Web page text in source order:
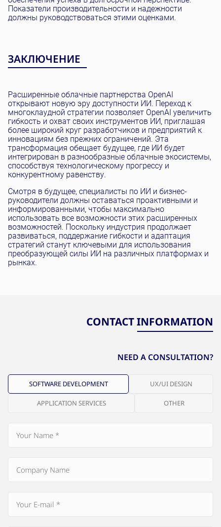
Показатели производительности и надежности
должны руководствоваться этими оценками.
ЗАКЛЮЧЕНИЕ
Расширенные облачные партнерства OpenAI
открывают новую эру доступности ИИ. Переход к
многоклаудной стратегии позволяет OpenAI увеличить
гибкость и охват своих инструментов ИИ, приглашая
более широкий круг разработчиков и предприятий к
инновациям без прежних ограничений. Эта
трансформация обещает будущее, где ИИ будет
интегрирован в разнообразные облачные экосистемы,
способствуя технологическому прогрессу и
конкурентному равенству.
Смотря в будущее, специалисты по ИИ и бизнес-
руководители должны оставаться проактивными и
информированными, чтобы максимально
использовать все возможности этих расширенных
возможностей. Поскольку индустрия продолжает
развиваться, поддержание гибкости и адаптация
стратегий станут ключевыми для использования
преобразующей силы ИИ на различных платформах и
рынках.
CONTACT INFORMATION
NEED A CONSULTATION?
SOFTWARE DEVELOPMENT UX/UI DESIGN
APPLICATION SERVICES OTHER